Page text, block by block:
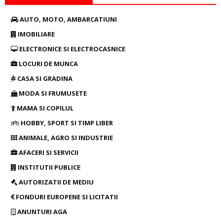
AUTO, MOTO, AMBARCATIUNI
IMOBILIARE
ELECTRONICE SI ELECTROCASNICE
LOCURI DE MUNCA
CASA SI GRADINA
MODA SI FRUMUSETE
MAMA SI COPILUL
HOBBY, SPORT SI TIMP LIBER
ANIMALE, AGRO SI INDUSTRIE
AFACERI SI SERVICII
INSTITUTII PUBLICE
AUTORIZATII DE MEDIU
FONDURI EUROPENE SI LICITATII
ANUNTURI AGA